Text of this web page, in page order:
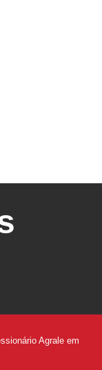
Agrale em